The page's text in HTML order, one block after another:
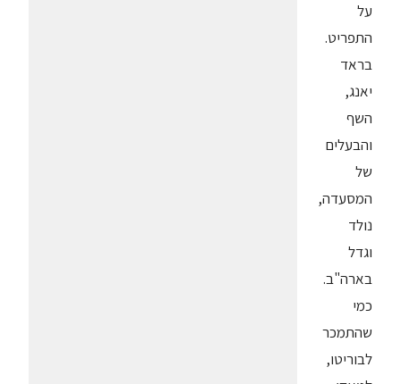
על
התפריט.
בראד
יאנג,
השף
והבעלים
של
המסעדה,
נולד
וגדל
בארה"ב.
כמי
שהתמכר
לבוריטו,